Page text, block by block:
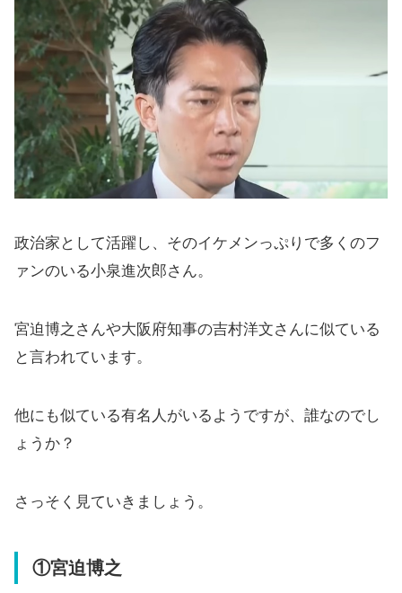
政治家として活躍し、そのイケメンっぷりで多くのフ
ァンのいる小泉進次郎さん。
宮迫博之さんや大阪府知事の吉村洋文さんに似ている
と言われています。
他にも似ている有名人がいるようですが、誰なのでし
ょうか？
さっそく見ていきましょう。
①宮迫博之